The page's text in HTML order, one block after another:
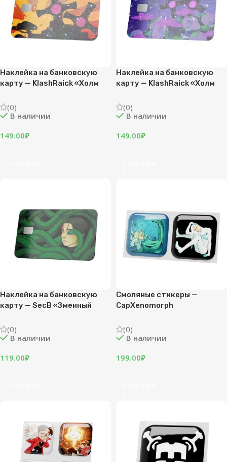
Наклейка на банковскую
карту — KlashRaick «Холм
(0)
В наличии
149.00₽
Наклейка на банковскую
карту — KlashRaick «Холм
(0)
В наличии
149.00₽
Наклейка на банковскую
карту — SecB «Змеиный
(0)
В наличии
119.00₽
Смоляные стикеры —
CapXenomorph
(0)
В наличии
199.00₽